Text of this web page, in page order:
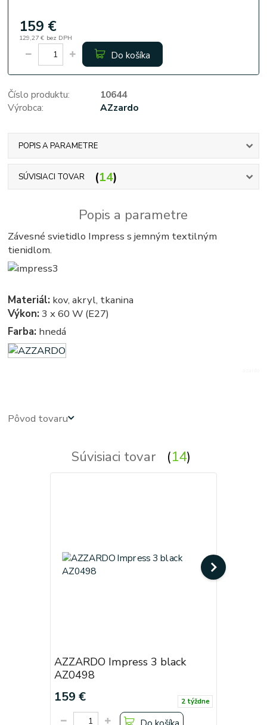
159 €
129,27 € bez DPH
Do košíka
Číslo produktu:
10644
Výrobca:
AZzardo
POPIS A PARAMETRE
SÚVISIACI TOVAR 14
Popis a parametre
Závesné svietidlo Impress s jemným textilným
tienidlom.
Materiál: kov, akryl, tkanina
Výkon: 3 x 60 W (E27)
Farba: hnedá
Pôvod tovaru
Súvisiaci tovar 14
AZZARDO Impress 3 black
AZ0498
159 € 2 týždne